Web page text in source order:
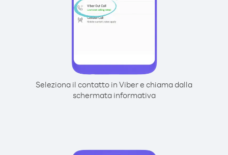
Seleziona il contatto in Viber e chiama dalla
schermata informativa